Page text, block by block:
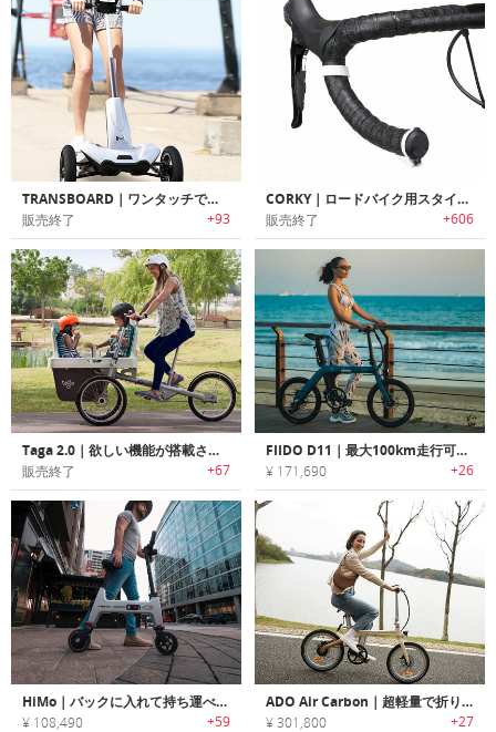
TRANSBOARD｜ワンタッチで折りたたみ可能な電動3輪スクーター「トランスボード」
販売終了 +93
CORKY｜ロードバイク用スタイリッシュコンパクトリアビューミラー「コーキー」
販売終了 +606
Taga 2.0｜欲しい機能が搭載されたファミリーバイク「タガ2.0」
販売終了 +67
FIIDO D11｜最大100km走行可能な折りたたみ式アーバンeバイク「フィードー」
¥ 171,690 +26
HiMo｜バックに入れて持ち運べるコンパクトサイズ折りたたみ式Eバイク「ヒーモー」
¥ 108,490 +59
ADO Air Carbon｜超軽量で折りたたみ可能なEバイク
¥ 301,800 +27